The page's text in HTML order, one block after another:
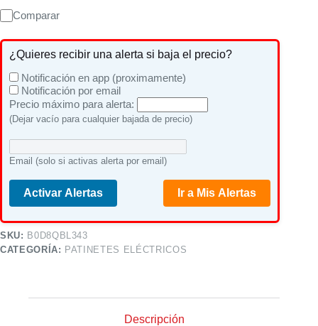
Comparar
¿Quieres recibir una alerta si baja el precio?
Notificación en app (proximamente)
Notificación por email
Precio máximo para alerta:
(Dejar vacío para cualquier bajada de precio)
Email (solo si activas alerta por email)
Activar Alertas Ir a Mis Alertas
SKU: B0D8QBL343
CATEGORÍA: PATINETES ELÉCTRICOS
Descripción